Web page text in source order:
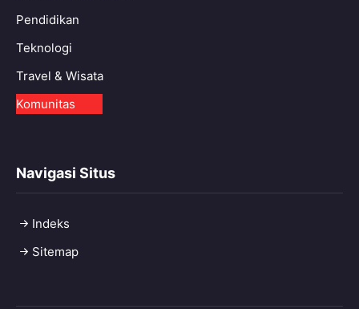
Pendidikan
Teknologi
Travel & Wisata
Komunitas
Navigasi Situs
Indeks
Sitemap